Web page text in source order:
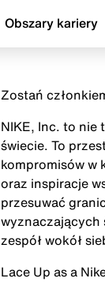
Obszary kariery
Zostań
NIKE, Inc. to
świecie. To
kompromisów w
oraz inspiracje
przesuwać
wyznaczających
zespół wokół
Lace Up as a